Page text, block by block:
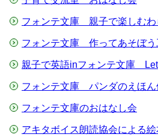
フォンテ文庫 親子で楽しむわ
フォンテ文庫 作ってあそぼう
親子で英語inフォンテ文庫
フォンテ文庫 パンダのえほん
フォンテ文庫のおはなし会
アキタボイス朗読協会による